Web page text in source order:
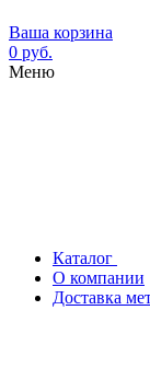
Ваша корзина
0 руб.
Меню
Каталог
О компании
Доставка